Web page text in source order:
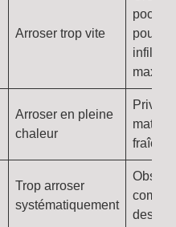
Arroser trop vite
poches
pour
Arroser en pleine
chaleur
fraîche
Trop arroser
systématiquement
des